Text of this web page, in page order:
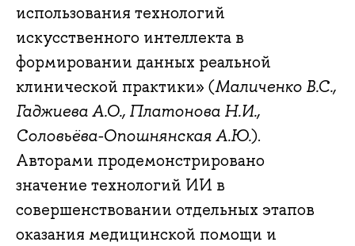
использования технологий
искусственного интеллекта в
формировании данных реальной
клинической практики» (Маличенко В.С.,
Гаджиева А.О., Платонова Н.И.,
Соловьёва-Опошнянская А.Ю.).
Авторами продемонстрировано
значение технологий ИИ в
совершенствовании отдельных этапов
оказания медицинской помощи и